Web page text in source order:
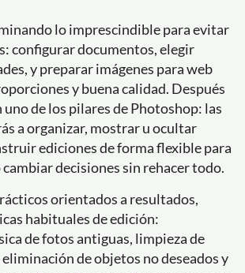
lo imprescindible para evitar
configurar documentos, elegir
y preparar imágenes para web
y buena calidad. Después
de los pilares de Photoshop: las
a organizar, mostrar u ocultar
ediciones de forma flexible para
decisiones sin rehacer todo.
orientados a resultados,
habituales de edición:
de fotos antiguas, limpieza de
de objetos no deseados y